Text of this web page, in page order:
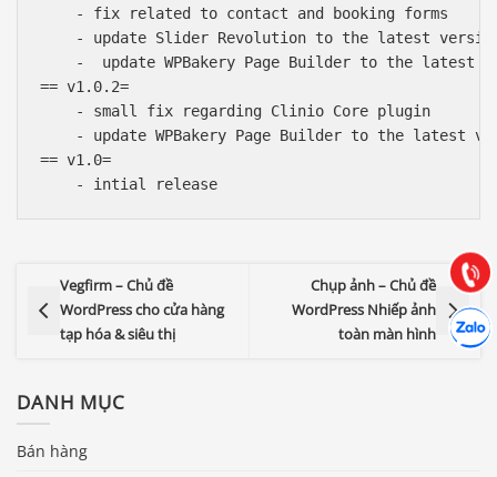
    - fix related to contact and booking forms
- update Slider Revolution to the latest
-  update WPBakery Page Builder to the latest
== v1.0.2=
    - small fix regarding Clinio Core plugin
- update WPBakery Page Builder to the latest
== v1.0=
Vegfirm – Chủ đề
WordPress cho cửa hàng
tạp hóa & siêu thị
Chụp ảnh – Chủ đề
WordPress Nhiếp ảnh
toàn màn hình
DANH MỤC
Bán hàng
Gọi
Báo giá & Đặt hàng:
Hướng dẫn & Hỗ trợ:
(028) 22.166.144
Chát
Hợp tác